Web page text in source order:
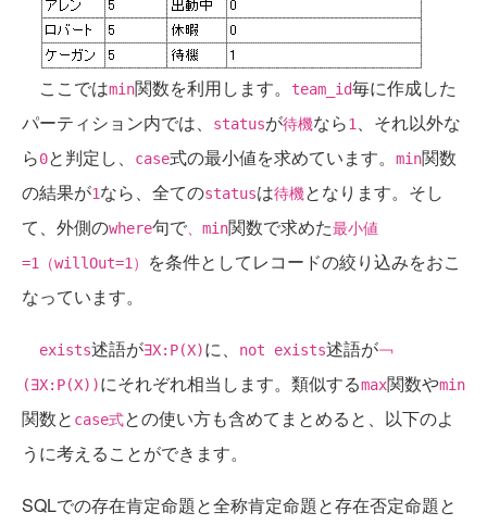
ここではmin関数を利用します。 team_id毎に作成した
パーティション内では、
statusが待機なら1、それ以外な
ら0と判定し、 case式の最小値を求めています。 min関数
の結果が1なら、全てのstatusは待機となります。そし
て、外側のwhere句で、min関数で求めた最小値
=1（willOut=1）
を条件としてレコードの絞り込みをおこ
なっています。
exists述語が∃X:P(X)に、 not exists述語が￢
(∃X:P(X))にそれぞれ相当します。類似するmax関数やmin
関数と case式との使い方も含めてまとめると、以下のよ
うに考えることができます。
SQLでの存在肯定命題と全称肯定命題と存在否定命題と